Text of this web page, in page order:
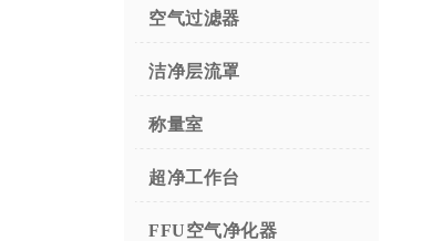
空气过滤器
洁净层流罩
称量室
超净工作台
FFU空气净化器